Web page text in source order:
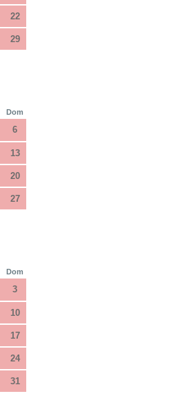
22
29
Dom
6
13
20
27
Dom
3
10
17
24
31